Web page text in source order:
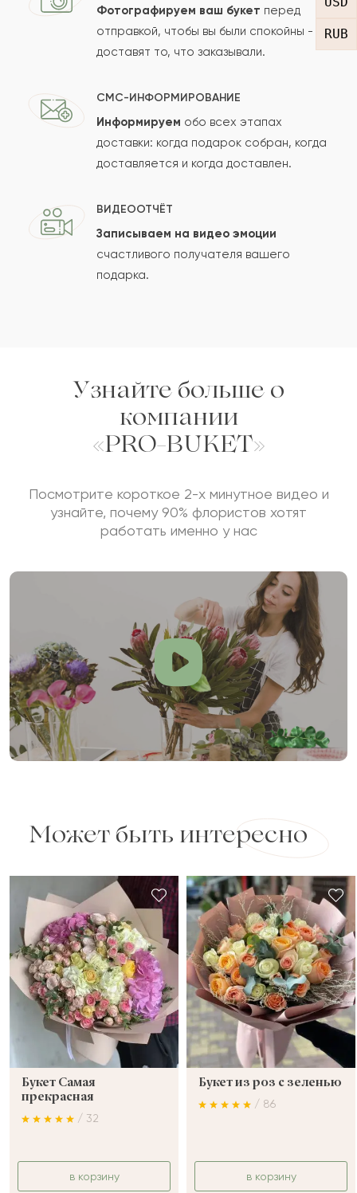
RUB
Сколько будет
Отзыв будет опубликован после проверки.
Проверяем на спам.
Фотографируем ваш букет перед
отправкой, чтобы вы были спокойны -
доставят то, что заказывали.
СМС-ИНФОРМИРОВАНИЕ
Информируем обо всех этапах
доставки: когда подарок собран, когда
доставляется и когда доставлен.
ВИДЕООТЧЁТ
Записываем на видео эмоции
счастливого получателя вашего
подарка.
Узнайте больше о
компании
«PRO-BUKET»
Посмотрите короткое 2-х минутное видео и
узнайте, почему 90% флористов хотят
работать именно у нас
Может быть интересно
Букет Самая
прекрасная
/ 32
в корзину
Букет из роз с зеленью
/ 86
в корзину